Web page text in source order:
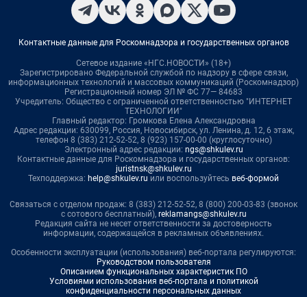
Контактные данные для Роскомнадзора и государственных органов
Сетевое издание «НГС.НОВОСТИ» (18+)
Зарегистрировано Федеральной службой по надзору в сфере связи,
информационных технологий и массовых коммуникаций (Роскомнадзор)
Регистрационный номер ЭЛ № ФС 77— 84683
Учредитель: Общество с ограниченной ответственностью "ИНТЕРНЕТ
ТЕХНОЛОГИИ"
Главный редактор: Громкова Елена Александровна
Адрес редакции: 630099, Россия, Новосибирск, ул. Ленина, д. 12, 6 этаж,
телефон 8 (383) 212-52-52, 8 (923) 157-00-00 (круглосуточно)
Электронный адрес редакции: ngs@shkulev.ru
Контактные данные для Роскомнадзора и государственных органов:
juristnsk@shkulev.ru
Техподдержка: help@shkulev.ru или воспользуйтесь веб-формой
Связаться с отделом продаж: 8 (383) 212-52-52, 8 (800) 200-03-83 (звонок
с сотового бесплатный), reklamangs@shkulev.ru
Редакция сайта не несет ответственности за достоверность
информации, содержащейся в рекламных объявлениях.
Особенности эксплуатации (использования) веб-портала регулируются:
Руководством пользователя
Описанием функциональных характеристик ПО
Условиями использования веб-портала и политикой
конфиденциальности персональных данных